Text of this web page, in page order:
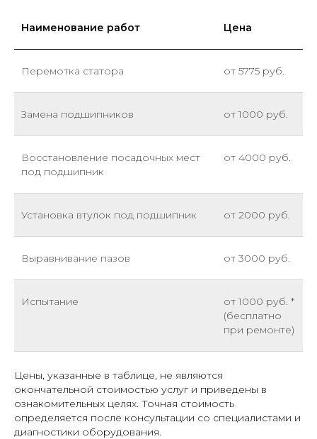
Наименование работ Цена
Перемотка статора от 5775 руб.
Замена подшипников от 1000 руб.
Восстановление посадочных мест
под подшипник
от 4000 руб.
Установка втулок под подшипник от 2000 руб.
Выравнивание пазов от 3000 руб.
Испытание
от 1000 руб. *
(бесплатно
при ремонте)
Цены, указанные в таблице, не являются
окончательной стоимостью услуг и приведены в
ознакомительных целях. Точная стоимость
определяется после консультации со специалистами и
диагностики оборудования.